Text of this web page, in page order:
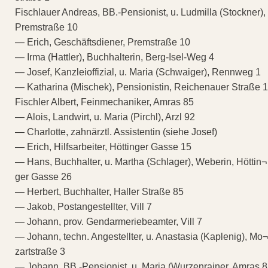
Fischlauer Andreas, BB.-Pensionist, u. Ludmilla (Stockner),
Premstraße 10
— Erich, Geschäftsdiener, Premstraße 10
— Irma (Hattler), Buchhalterin, Berg-Isel-Weg 4
— Josef, Kanzleioffizial, u. Maria (Schwaiger), Rennweg 1
— Katharina (Mischek), Pensionistin, Reichenauer Straße
Fischler Albert, Feinmechaniker, Amras 85
— Alois, Landwirt, u. Maria (Pirchl), Arzl 92
— Charlotte, zahnärztl. Assistentin (siehe Josef)
— Erich, Hilfsarbeiter, Höttinger Gasse 15
— Hans, Buchhalter, u. Martha (Schlager), Weberin, Höttin¬
ger Gasse 26
— Herbert, Buchhalter, Haller Straße 85
— Jakob, Postangestellter, Vill 7
— Johann, prov. Gendarmeriebeamter, Vill 7
— Johann, techn. Angestellter, u. Anastasia (Kaplenig), Mo¬
zartstraße 3